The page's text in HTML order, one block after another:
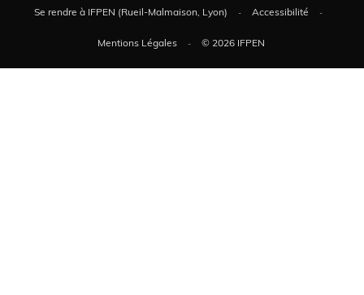
Se rendre à IFPEN (Rueil-Malmaison, Lyon) Accessibilité
Mentions Légales © 2026 IFPEN